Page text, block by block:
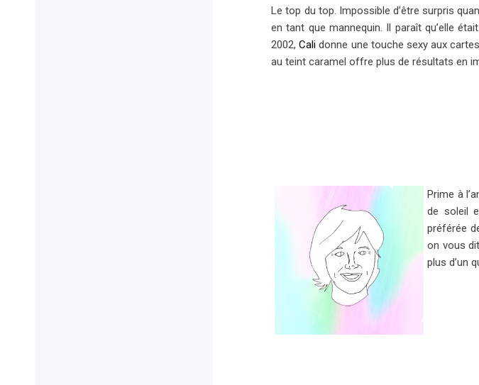
Le top du top. Impossible d’être surpris
en tant que mannequin. Il paraît qu’elle
2002,Cali donne une touche sexy aux
au teint caramel offre plus de résultats en
Prime à
de soleil
préférée
on vous
plus d’un